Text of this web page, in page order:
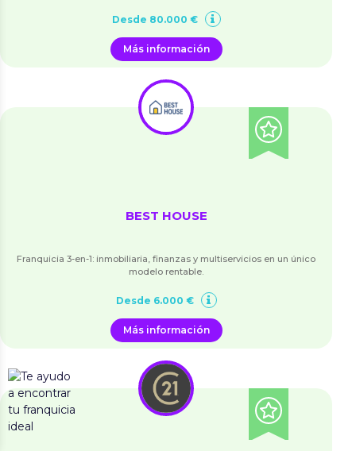
Desde 80.000 €
Más información
BEST HOUSE
Franquicia 3-en-1: inmobiliaria, finanzas y multiservicios en un único
modelo rentable.
Desde 6.000 €
Más información